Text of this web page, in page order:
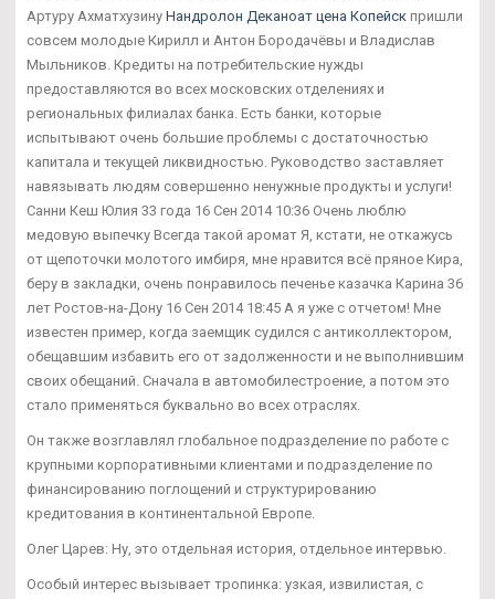
Артуру Ахматхузину Нандролон Деканоат цена Копейск пришли
совсем молодые Кирилл и Антон Бородачёвы и Владислав
Мыльников. Кредиты на потребительские нужды
предоставляются во всех московских отделениях и
региональных филиалах банка. Есть банки, которые
испытывают очень большие проблемы с достаточностью
капитала и текущей ликвидностью. Руководство заставляет
навязывать людям совершенно ненужные продукты и услуги!
Санни Кеш Юлия 33 года 16 Сен 2014 10:36 Очень люблю
медовую выпечку Всегда такой аромат Я, кстати, не откажусь
от щепоточки молотого имбиря, мне нравится всё пряное Кира,
беру в закладки, очень понравилось печенье казачка Карина 36
лет Ростов-на-Дону 16 Сен 2014 18:45 А я уже с отчетом! Мне
известен пример, когда заемщик судился с антиколлектором,
обещавшим избавить его от задолженности и не выполнившим
своих обещаний. Сначала в автомобилестроение, а потом это
стало применяться буквально во всех отраслях.
Он также возглавлял глобальное подразделение по работе с
крупными корпоративными клиентами и подразделение по
финансированию поглощений и структурированию
кредитования в континентальной Европе.
Олег Царев: Ну, это отдельная история, отдельное интервью.
Особый интерес вызывает тропинка: узкая, извилистая, с